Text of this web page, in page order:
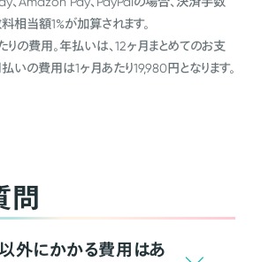
相当額1%が加算されます。
の費用。年払いは、12ヶ月まとめてのお支
払いの費用は1ヶ月あたり19,980円となります。
問
外にかかる費用はあ